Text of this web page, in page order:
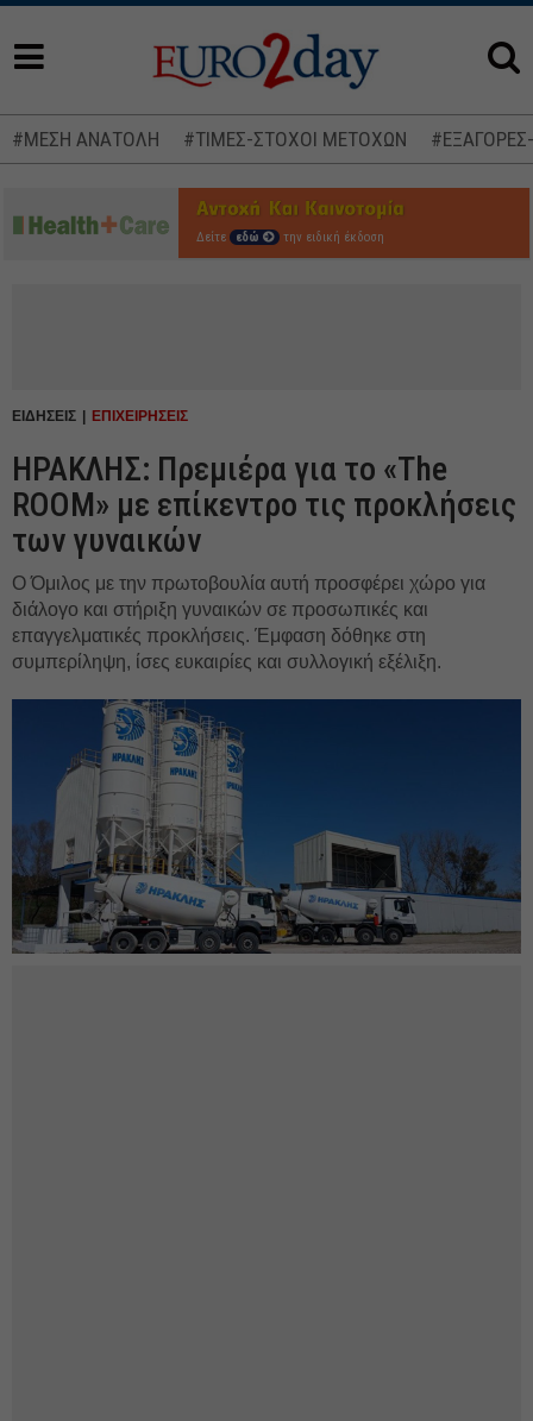
#ΜΕΣΗ ΑΝΑΤΟΛΗ #ΤΙΜΕΣ-ΣΤΟΧΟΙ ΜΕΤΟΧΩΝ
Δείτε εδώ την ειδική έκδοση
ΕΙΔΗΣΕΙΣ ΕΠΙΧΕΙΡΗΣΕΙΣ
ΗΡΑΚΛΗΣ: Πρεμιέρα για το «The
ROOM» με επίκεντρο τις προκλήσεις
των γυναικών
Ο Όμιλος με την πρωτοβουλία αυτή προσφέρει χώρο για
διάλογο και στήριξη γυναικών σε προσωπικές και
επαγγελματικές προκλήσεις. Έμφαση δόθηκε στη
συμπερίληψη, ίσες ευκαιρίες και συλλογική εξέλιξη.